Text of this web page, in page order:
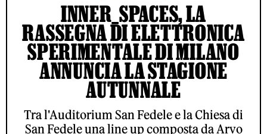
INNER_SPACES, LA
RASSEGNA DI ELETTRONICA
SPERIMENTALE DI MILANO
ANNUNCIA LA STAGIONE
AUTUNNALE
Tra l'Auditorium San Fedele e la Chiesa di
San Fedele una line up composta da Arvo